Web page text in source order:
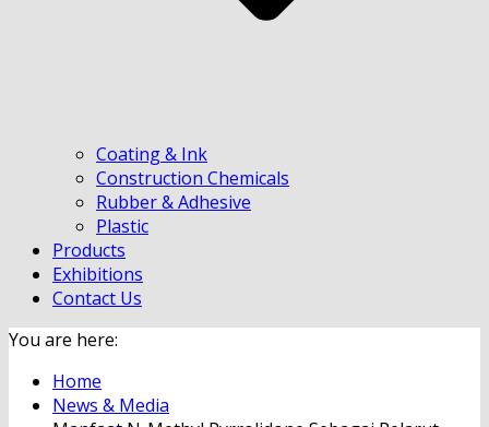
Coating & Ink
Construction Chemicals
Rubber & Adhesive
Plastic
Products
Exhibitions
Contact Us
You are here:
Home
News & Media